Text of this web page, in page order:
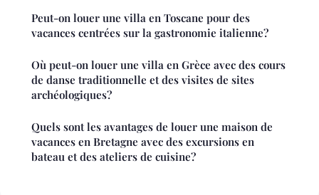
Peut-on louer une villa en Toscane pour des
vacances centrées sur la gastronomie italienne?
Où peut-on louer une villa en Grèce avec des cours
de danse traditionnelle et des visites de sites
archéologiques?
Quels sont les avantages de louer une maison de
vacances en Bretagne avec des excursions en
bateau et des ateliers de cuisine?